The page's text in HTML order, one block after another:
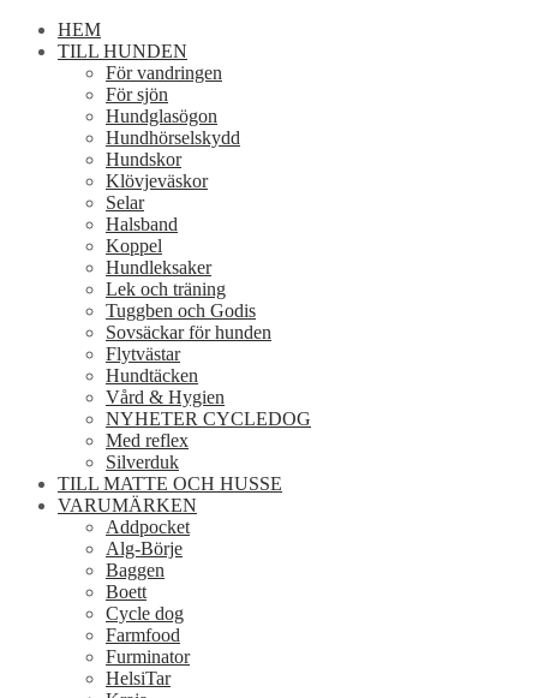
HEM
TILL HUNDEN
För vandringen
För sjön
Hundglasögon
Hundhörselskydd
Hundskor
Klövjeväskor
Selar
Halsband
Koppel
Hundleksaker
Lek och träning
Tuggben och Godis
Sovsäckar för hunden
Flytvästar
Hundtäcken
Vård & Hygien
NYHETER CYCLEDOG
Med reflex
Silverduk
TILL MATTE OCH HUSSE
VARUMÄRKEN
Addpocket
Alg-Börje
Baggen
Boett
Cycle dog
Farmfood
Furminator
HelsiTar